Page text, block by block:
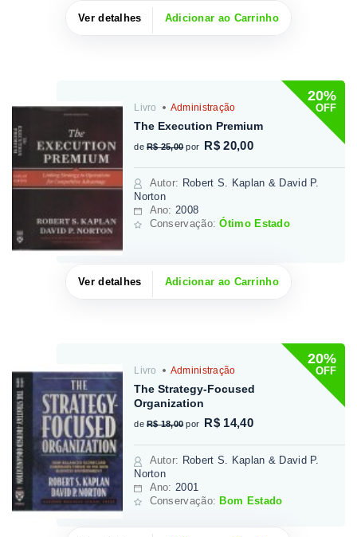
Ver detalhes Adicionar ao Carrinho
20%
OFF
Livro Administração
The Execution Premium
de R$ 25,00 por R$ 20,00
Autor: Robert S. Kaplan & David P.
Norton
Ano: 2008
Conservação:Ótimo Estado
Ver detalhes Adicionar ao Carrinho
20%
OFF
Livro Administração
The Strategy-Focused
Organization
de R$ 18,00 por R$ 14,40
Autor: Robert S. Kaplan & David P.
Norton
Ano: 2001
Conservação: Bom Estado